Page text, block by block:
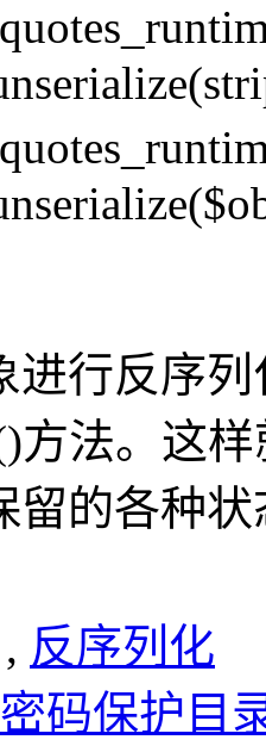
进行反序
方法。这
留的各种
, 反序列化
码保护目